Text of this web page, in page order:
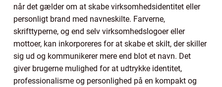
når det gælder om at skabe virksomhedsidentitet eller
personligt brand med navneskilte. Farverne,
skrifttyperne, og end selv virksomhedslogoer eller
mottoer, kan inkorporeres for at skabe et skilt, der skiller
sig ud og kommunikerer mere end blot et navn. Det
giver brugerne mulighed for at udtrykke identitet,
professionalisme og personlighed på en kompakt og